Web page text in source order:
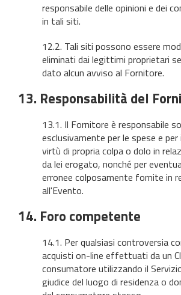
responsabile delle opinioni e dei
in tali siti.
12.2. Tali siti possono essere
eliminati dai legittimi proprietari
dato alcun avviso al Fornitore.
13. Responsabilità del
13.1. Il Fornitore è responsabile
esclusivamente per le spese e
virtù di propria colpa o dolo in
da lei erogato, nonché per
erronee colposamente fornite in
all'Evento.
14. Foro competente
14.1. Per qualsiasi controversia
acquisti on-line effettuati da un
consumatore utilizzando il
giudice del luogo di residenza o